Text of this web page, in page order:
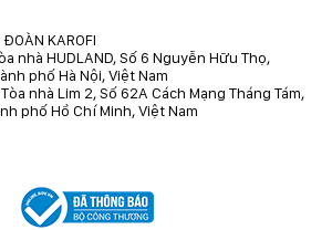
ĐOÀN KAROFI
nhà HUDLAND, Số 6 Nguyễn Hữu Thọ,
phố Hà Nội, Việt Nam
nhà Lim 2, Số 62A Cách Mạng Tháng Tám,
phố Hồ Chí Minh, Việt Nam